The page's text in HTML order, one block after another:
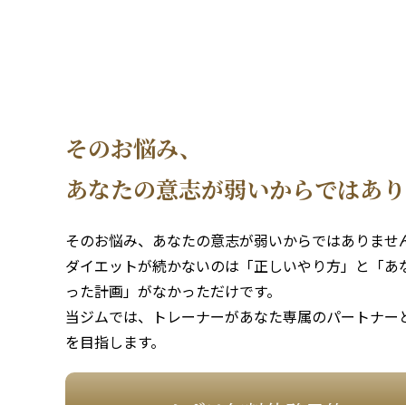
そのお悩み、
あなたの意志が弱いからではあ
そのお悩み、あなたの意志が弱いからではありませ
ダイエットが続かないのは「正しいやり方」と「
った計画」がなかっただけです。
当ジムでは、トレーナーがあなた専属のパートナ
を目指します。